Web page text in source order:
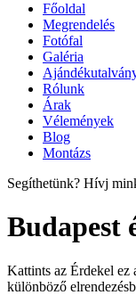
Főoldal
Megrendelés
Fotófal
Galéria
Rólunk
Árak
Vélemények
Blog
Montázs
Segíthetünk? Hívj
Budapest
Kattints az Érdekel ez
különböző